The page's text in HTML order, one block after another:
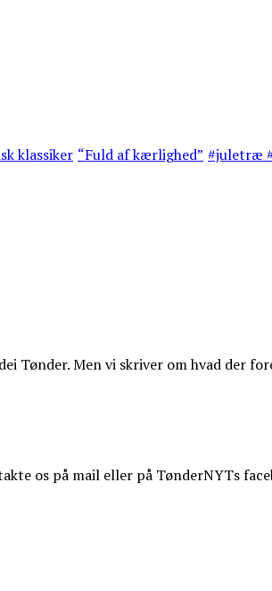
klassiker “Fuld af kærlighed” #juletræ
Tønder. Men vi skriver om hvad der
os på mail eller på TønderNYTs